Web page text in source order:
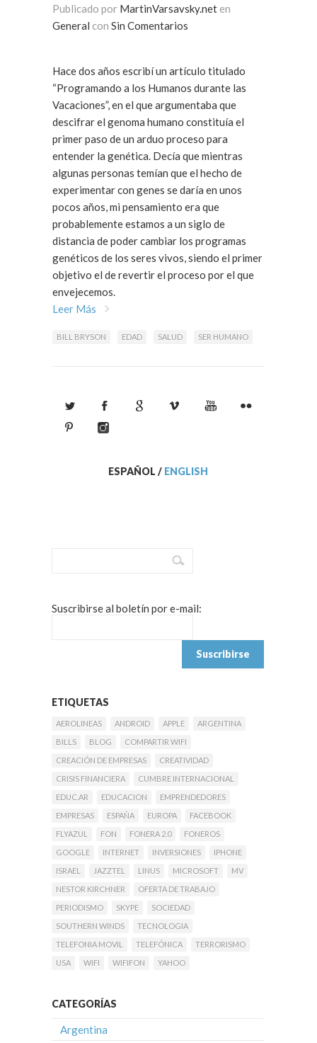
Publicado por MartinVarsavsky.net en
General con Sin Comentarios
Hace dos años escribí un artículo titulado
“Programando a los Humanos durante las
Vacaciones”, en el que argumentaba que
descifrar el genoma humano constituía el
primer paso de un arduo proceso para
entender la genética. Decía que mientras
algunas personas temían que el hecho de
experimentar con genes se daría en unos
pocos años, mi pensamiento era que
probablemente estamos a un siglo de
distancia de poder cambiar los programas
genéticos de los seres vivos, siendo el primer
objetivo el de revertir el proceso por el que
envejecemos.
Leer Más
BILL BRYSON EDAD SALUD SER HUMANO
ESPAÑOL / ENGLISH
Suscribirse al boletín por e-mail:
ETIQUETAS
AEROLINEAS ANDROID APPLE
ARGENTINA
BILLS
BLOG
COMPARTIR WIFI
CREACIÓN DE EMPRESAS
CREATIVIDAD
CRISIS FINANCIERA
CUMBRE INTERNACIONAL
EDUC.AR
EDUCACION
EMPRENDEDORES
EMPRESAS
ESPAÑA EUROPA
FACEBOOK
FLYAZUL
FON FONERA 2.0
FONEROS
GOOGLE
INTERNET INVERSIONES
IPHONE
ISRAEL
JAZZTEL LINUS MICROSOFT
MV
NESTOR KIRCHNER
OFERTA DE TRABAJO
PERIODISMO
SKYPE
SOCIEDAD
SOUTHERN WINDS
TECNOLOGIA
TELEFONIA MOVIL
TELEFÓNICA
TERRORISMO
USA
WIFI WIFIFON YAHOO
CATEGORÍAS
Argentina